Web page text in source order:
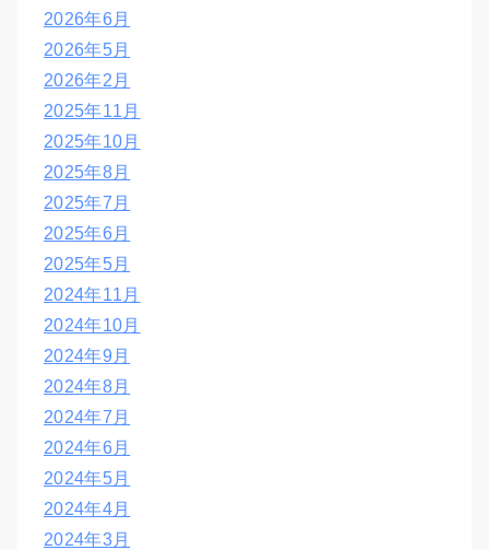
2026年6月
2026年5月
2026年2月
2025年11月
2025年10月
2025年8月
2025年7月
2025年6月
2025年5月
2024年11月
2024年10月
2024年9月
2024年8月
2024年7月
2024年6月
2024年5月
2024年4月
2024年3月